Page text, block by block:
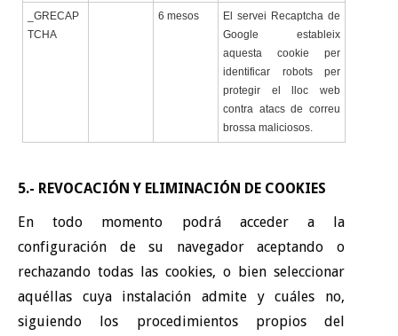
_GRECAP
TCHA
6 mesos
El servei Recaptcha de
Google estableix
aquesta cookie per
identificar robots per
protegir el lloc web
contra atacs de correu
brossa maliciosos.
5.- REVOCACIÓN Y ELIMINACIÓN DE COOKIES
En todo momento podrá acceder a la
configuración de su navegadoraceptando o
rechazando todas las cookies, o bien seleccionar
aquéllas cuya instalación admite y cuáles no,
siguiendo los procedimientos propios del